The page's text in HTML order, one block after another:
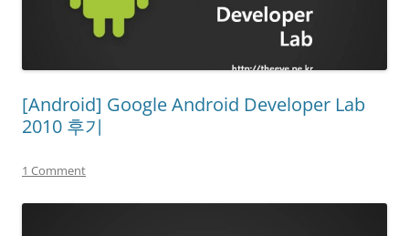
[Android] Google Android Developer Lab
2010 후기
1 Comment